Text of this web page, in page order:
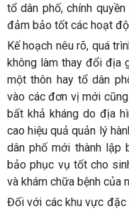
tổ dân phố, chính
đảm bảo tốt các hoạt
Kế hoạch nêu rõ, quá
không làm thay đổi địa
một thôn hay tổ dân
vào các đơn vị mới
bất khả kháng do địa
cao hiệu quả quản lý
dân phố mới thành
bảo phục vụ tốt cho
và khám chữa bệnh của
Đối với các khu vực đặc